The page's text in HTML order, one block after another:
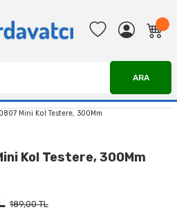
ARA
Kol Testere, 300Mm
189,00 TL